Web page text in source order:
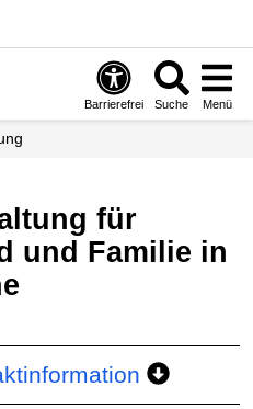
Barrierefrei Suche Menü
und Familie in